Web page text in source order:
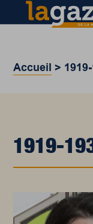
Accueil >
1919-